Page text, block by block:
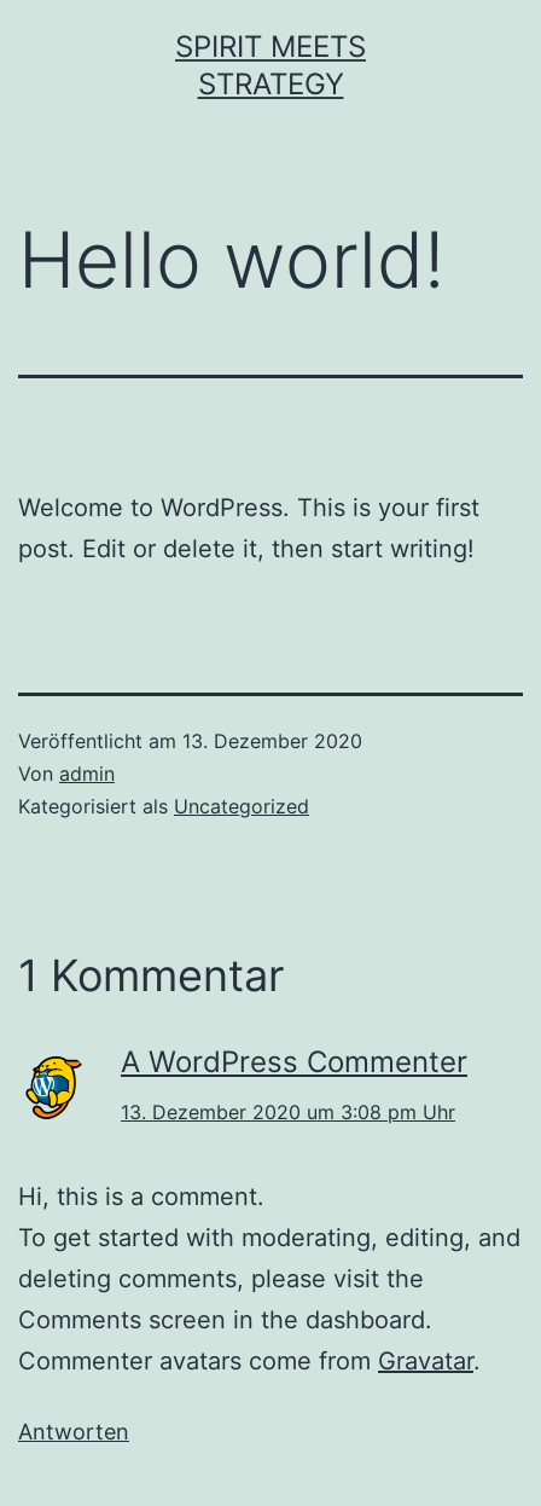
SPIRIT MEETS
STRATEGY
Hello world!
Welcome to WordPress. This is your first
post. Edit or delete it, then start writing!
Veröffentlicht am 13. Dezember 2020
Von admin
Kategorisiert als Uncategorized
1 Kommentar
A WordPress Commenter
13. Dezember 2020 um 3:08 pm Uhr
Hi, this is a comment.
To get started with moderating, editing, and
deleting comments, please visit the
Comments screen in the dashboard.
Commenter avatars come from Gravatar.
Antworten